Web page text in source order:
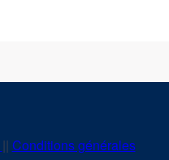
|| Conditions générales